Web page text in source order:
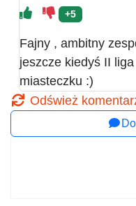
+5
Fajny , ambitny
jeszcze kiedyś II
miasteczku :)
Odśwież